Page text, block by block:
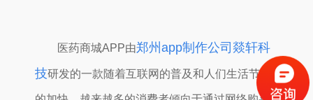
医药商城APP由郑州app制作公司燚轩科
技研发的一款随着互联网的普及和人们生活节奏